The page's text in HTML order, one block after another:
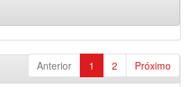
Anterior 1 2 Próximo